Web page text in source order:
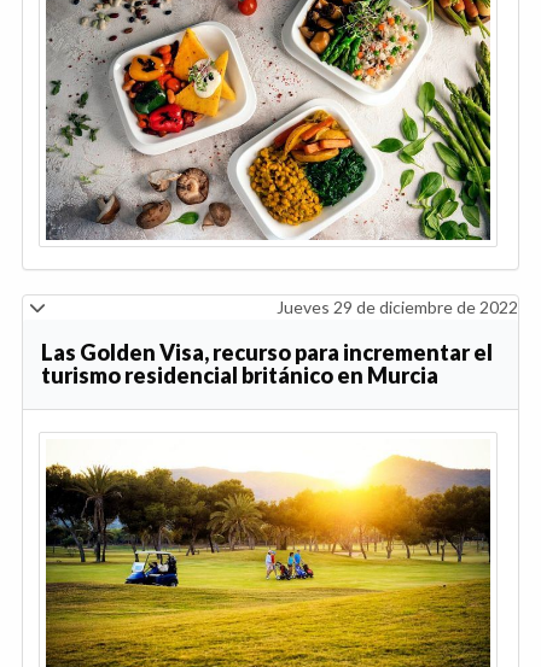
Jueves 29 de diciembre de 2022
Las Golden Visa, recurso para incrementar el
turismo residencial británico en Murcia